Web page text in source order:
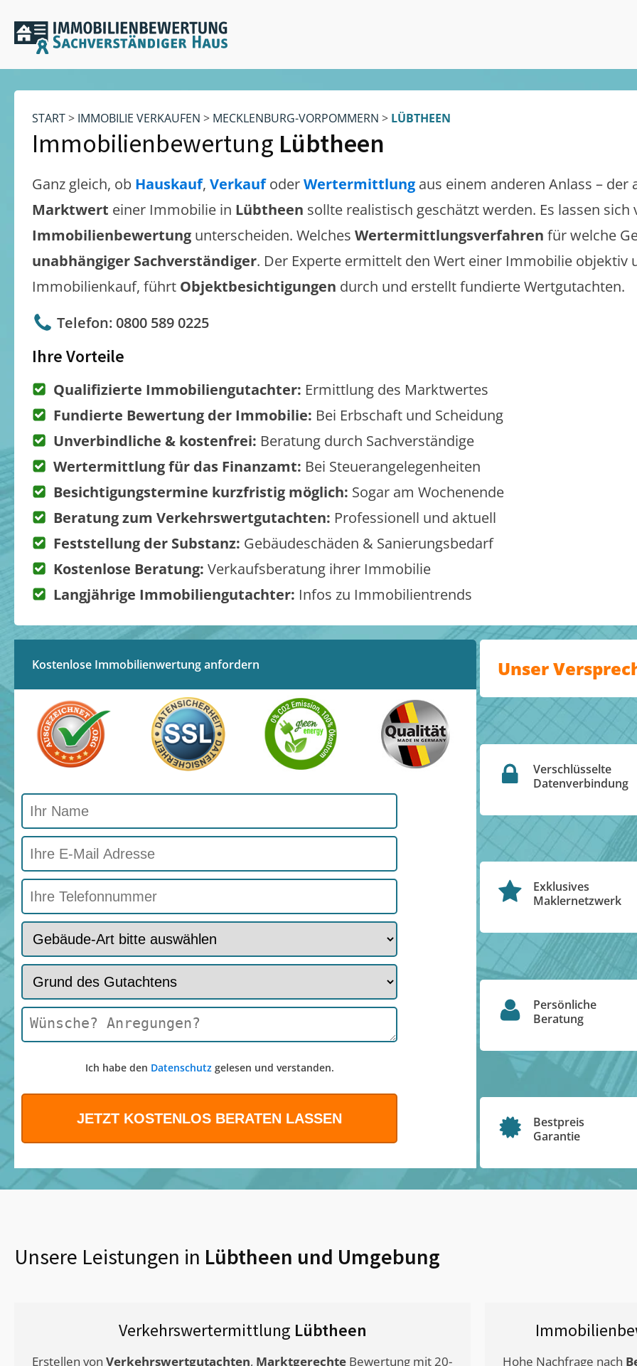
START> IMMOBILIE VERKAUFEN > MECKLENBURG-VORPOMMERN > LÜBTHEEN
Immobilienbewertung Lübtheen
Ganz gleich, ob Hauskauf, VerkaufoderWertermittlung aus einem anderen Anlass – der
Marktwert einer Immobilie in Lübtheen sollte realistisch geschätzt werden. Es lassen
Immobilienbewertung unterscheiden. Welches Wertermittlungsverfahren für welche
unabhängiger Sachverständiger. Der Experte ermittelt den Wert einer Immobilie objektiv
Immobilienkauf, führt Objektbesichtigungen durch und erstellt fundierte Wertgutachten.
Telefon: 0800 589 0225
Ihre Vorteile
Qualifizierte Immobiliengutachter: Ermittlung des Marktwertes
Fundierte Bewertung der Immobilie: Bei Erbschaft und Scheidung
Unverbindliche & kostenfrei: Beratung durch Sachverständige
Wertermittlung für das Finanzamt: Bei Steuerangelegenheiten
Besichtigungstermine kurzfristig möglich: Sogar am Wochenende
Beratung zum Verkehrswertgutachten: Professionell und aktuell
Feststellung der Substanz: Gebäudeschäden & Sanierungsbedarf
Kostenlose Beratung: Verkaufsberatung ihrer Immobilie
Langjährige Immobiliengutachter: Infos zu Immobilientrends
Kostenlose Immobilienwertung anfordern
Ich habe den Datenschutzgelesen und verstanden.
Unser
Verschlüsselte
Datenverbindung
Exklusives
Maklernetzwerk
Persönliche
Beratung
Bestpreis
Garantie
Unsere Leistungen in Lübtheen und Umgebung
Verkehrswertermittlung Lübtheen
Erstellen von Verkehrswertgutachten, Marktgerechte Bewertung mit 20-
Hohe Nachfrage nach